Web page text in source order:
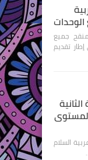
جميع
تقديم
السلام